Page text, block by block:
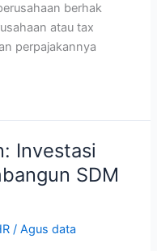
berhak
atau tax
perpajakannya
Investasi
SDM
/Agus data